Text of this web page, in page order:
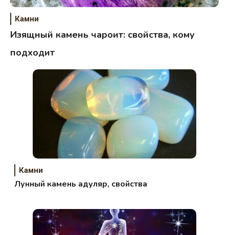
Камни
Изящный камень чароит: свойства, кому
подходит
Камни
Лунный камень адуляр, свойства